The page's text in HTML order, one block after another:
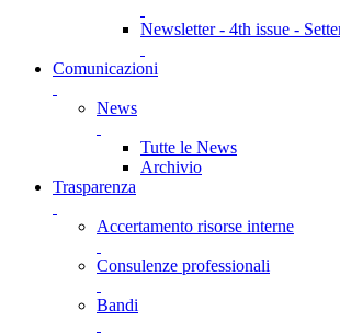
Newsletter - 4th issue -
Comunicazioni
News
Tutte le News
Archivio
Trasparenza
Accertamento risorse interne
Consulenze professionali
Bandi